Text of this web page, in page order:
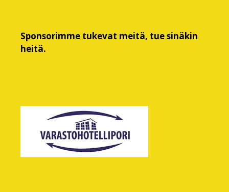
Sponsorimme tukevat meitä, tue sinäkin
heitä.